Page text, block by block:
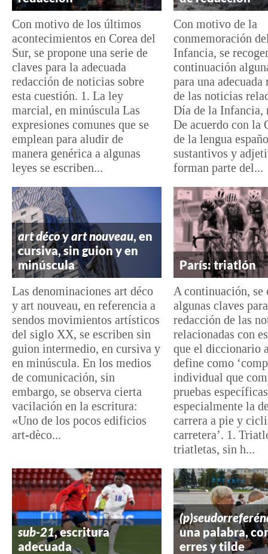
Con motivo de los últimos
acontecimientos en Corea del
Sur, se propone una serie de
claves para la adecuada
redacción de noticias sobre
esta cuestión. 1. La ley
marcial, en minúscula Las
expresiones comunes que se
emplean para aludir de
manera genérica a algunas
leyes se escriben...
Con motivo de la
conmemoración
Infancia, se
continuación
para una adecuada
de las noticias
Día de la Infancia,
De acuerdo con la
de la lengua
sustantivos y
forman parte del...
art décoyart nouveau, en
cursiva, sin guion y en
minúscula
Las denominaciones art déco
y art nouveau, en referencia a
sendos movimientos artísticos
del siglo XX, se escriben sin
guion intermedio, en cursiva y
en minúscula. En los medios
de comunicación, sin
embargo, se observa cierta
vacilación en la escritura:
«Uno de los pocos edificios
art-dèco...
París: triatlón
A continuación, se
algunas claves
redacción de las
relacionadas con
que el diccionario
define como
individual que
pruebas
especialmente la
carrera a pie y
carretera’. 1.
triatletas, sin h...
sub-21, escritura
adecuada
una palabra,
erres y tilde